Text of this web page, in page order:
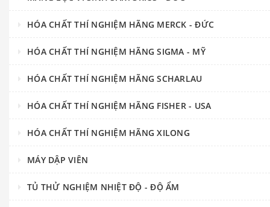
HÓA CHẤT THÍ NGHIỆM HÃNG MERCK - ĐỨC
HÓA CHẤT THÍ NGHIỆM HÃNG SIGMA - MỸ
HÓA CHẤT THÍ NGHIỆM HÃNG SCHARLAU
HÓA CHẤT THÍ NGHIỆM HÃNG FISHER - USA
HÓA CHẤT THÍ NGHIỆM HÃNG XILONG
MÁY DẬP VIÊN
TỦ THỬ NGHIỆM NHIỆT ĐỘ - ĐỘ ẨM